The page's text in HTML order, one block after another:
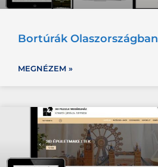
Bortúrák Olaszországban
MEGNÉZEM »